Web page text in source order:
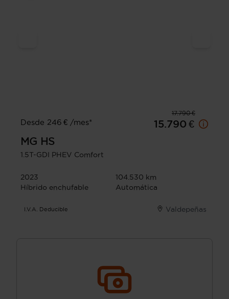
17.790 €
Desde 246 € /mes*
15.790 €
MG HS
1.5T-GDI PHEV Comfort
2023
104.530 km
Híbrido enchufable
Automática
I.V.A. Deducible Valdepeñas